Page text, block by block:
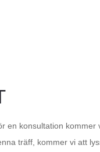
en konsultation kommer
träff, kommer vi att